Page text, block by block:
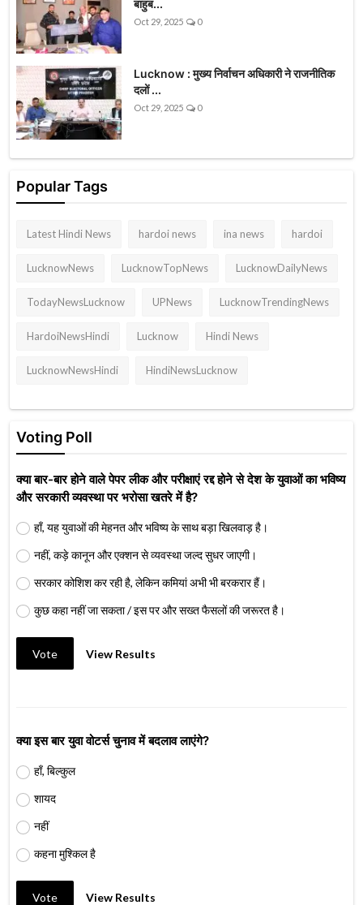
बाहुब...
Oct 29, 2025 0
Lucknow : मुख्य निर्वाचन अधिकारी ने राजनीतिक
दलों ...
Oct 29, 2025 0
Popular Tags
Latest Hindi News hardoi news ina news hardoi
LucknowNews LucknowTopNews LucknowDailyNews
TodayNewsLucknow UPNews LucknowTrendingNews
HardoiNewsHindi Lucknow Hindi News
LucknowNewsHindi HindiNewsLucknow
Voting Poll
क्या बार-बार होने वाले पेपर लीक और परीक्षाएं रद्द होने से देश के युवाओं का भविष्य
और सरकारी व्यवस्था पर भरोसा खतरे में है?
हाँ, यह युवाओं की मेहनत और भविष्य के साथ बड़ा खिलवाड़ है।
नहीं, कड़े कानून और एक्शन से व्यवस्था जल्द सुधर जाएगी।
सरकार कोशिश कर रही है, लेकिन कमियां अभी भी बरकरार हैं।
कुछ कहा नहीं जा सकता / इस पर और सख्त फैसलों की जरूरत है।
Vote View Results
क्या इस बार युवा वोटर्स चुनाव में बदलाव लाएंगे?
हाँ, बिल्कुल
शायद
नहीं
कहना मुश्किल है
Vote View Results